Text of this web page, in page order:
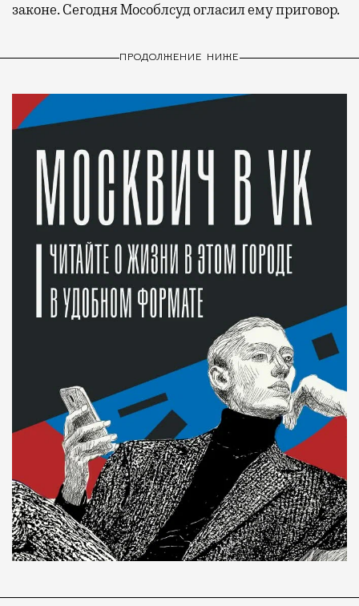
законе. Сегодня Мособлсуд огласил ему приговор.
ПРОДОЛЖЕНИЕ НИЖЕ